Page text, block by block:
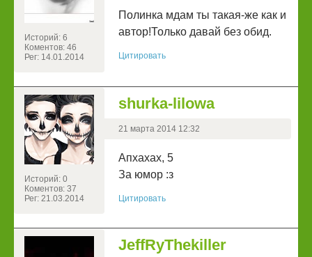
Историй: 6
Коментов: 46
Рег: 14.01.2014
Полинка мдам ты такая-же как и
автор!Только давай без обид.
Цитировать
Историй: 0
Коментов: 37
Рег: 21.03.2014
shurka-lilowa
21 марта 2014 12:32
Апхахах, 5
За юмор :з
Цитировать
JeffRyThekiller